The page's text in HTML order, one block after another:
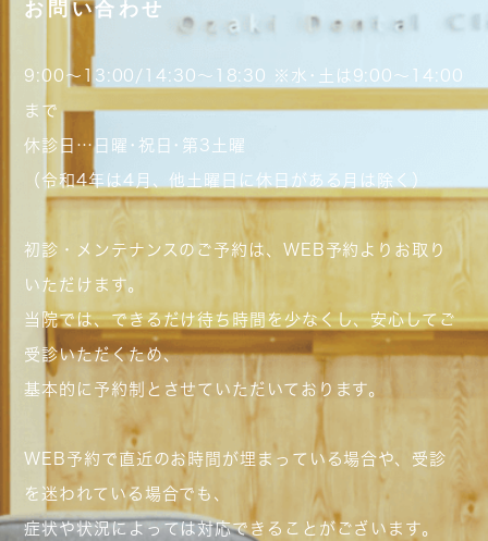
お問い合わせ
9:00～13:00/14:30～18:30 ※水･土は9:00～14:00
まで
休診日…日曜･祝日･第3土曜
（令和4年は4月、他土曜日に休日がある月は除く）
初診・メンテナンスのご予約は、WEB予約よりお取り
いただけます。
当院では、できるだけ待ち時間を少なくし、安心してご
受診いただくため、
基本的に予約制とさせていただいております。
WEB予約で直近のお時間が埋まっている場合や、受診
を迷われている場合でも、
症状や状況によっては対応できることがございます。